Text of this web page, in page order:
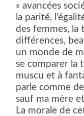
« avancées
la parité,
des femmes, la
différences,
un monde de
se comparer la
muscu et à
parle comme
sauf ma mère
La morale de